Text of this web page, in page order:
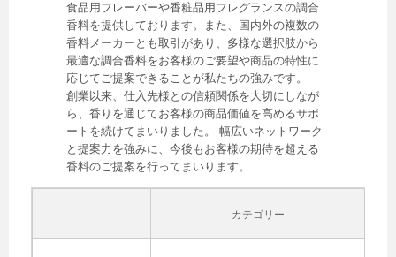
食品用フレーバーや香粧品用フレグランスの調合
香料を提供しております。また、国内外の複数の
香料メーカーとも取引があり、多様な選択肢から
最適な調合香料をお客様のご要望や商品の特性に
応じてご提案できることが私たちの強みです。
創業以来、仕入先様との信頼関係を大切にしなが
ら、香りを通じてお客様の商品価値を高めるサポ
ートを続けてまいりました。 幅広いネットワーク
と提案力を強みに、今後もお客様の期待を超える
香料のご提案を行ってまいります。
カテゴリー